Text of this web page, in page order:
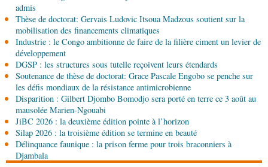
05-08-2026 22:10
ÉconomieEconomie : un accord signé à Pointe-
Noire pour la valorisation des produits forestiers
non ligneux
05-08-2026 17:32
SportHandball: le tournoi de gala se poursuit
05-08-2026 13:10
Art-Culture-Média72e anniversaire de la
naissance du commandant Hugo Chávez :
l’ambassade du Venezuela au Congo célèbre
l'événement
admis
Thèse de doctorat: Gervais Ludovic Itsoua Madzous soutient sur la
mobilisation des financements climatiques
Industrie : le Congo ambitionne de faire de la filière ciment un levier de
développement
DGSP : les structures sous tutelle reçoivent leurs étendards
Soutenance de thèse de doctorat: Grace Pascale Engobo se penche sur
les défis mondiaux de la résistance antimicrobienne
Disparition : Gilbert Djombo Bomodjo sera porté en terre ce 3 août au
mausolée Marien-Ngouabi
JiBC 2026 : la deuxième édition pointe à l’horizon
Silap 2026 : la troisième édition se termine en beauté
Délinquance faunique : la prison ferme pour trois braconniers à
Djambala